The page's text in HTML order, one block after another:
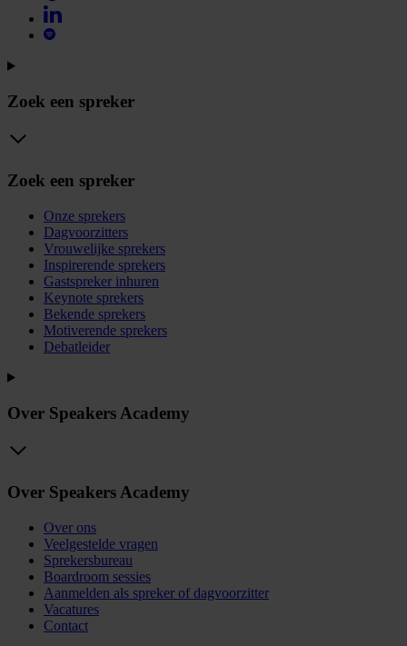
Zoek een spreker
Zoek een spreker
Onze sprekers
Dagvoorzitters
Vrouwelijke sprekers
Inspirerende sprekers
Gastspreker inhuren
Keynote sprekers
Bekende sprekers
Motiverende sprekers
Debatleider
Over Speakers Academy
Over Speakers Academy
Over ons
Veelgestelde vragen
Sprekersbureau
Boardroom sessies
Aanmelden als spreker of dagvoorzitter
Vacatures
Contact